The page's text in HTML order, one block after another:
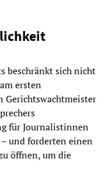
beschränkt sich nicht
ersten
Gerichtswachtmeister
für Journalistinnen
und forderten einen
öffnen, um die